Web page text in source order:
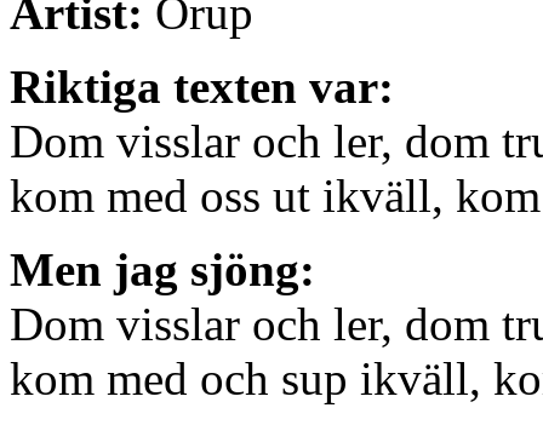
Artist: Orup
Riktiga texten var:
Dom visslar och ler, dom
kom med oss ut ikväll,
Men jag sjöng:
Dom visslar och ler, dom
kom med och sup ikväll,